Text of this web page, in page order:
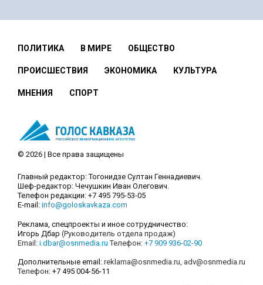
ПОЛИТИКА В МИРЕ ОБЩЕСТВО
ПРОИСШЕСТВИЯ ЭКОНОМИКА КУЛЬТУРА
МНЕНИЯ СПОРТ
© 2026 | Все права защищены
Главный редактор: Тогонидзе Султан Геннадиевич.
Шеф-редактор: Чечушкин Иван Олегович.
Телефон редакции: +7 495 795-53-05
E-mail: info@goloskavkaza.com
Реклама, спецпроекты и иное сотрудничество:
Игорь Дбар (Руководитель отдела продаж)
Email: i.dbar@osnmedia.ru Телефон: +7 909 936-02-90
Дополнительные email: reklama@osnmedia.ru adv@osnmedia.ru
Телефон: +7 495 004-56-11